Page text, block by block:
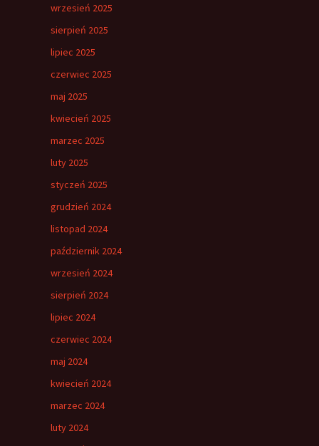
wrzesień 2025
sierpień 2025
lipiec 2025
czerwiec 2025
maj 2025
kwiecień 2025
marzec 2025
luty 2025
styczeń 2025
grudzień 2024
listopad 2024
październik 2024
wrzesień 2024
sierpień 2024
lipiec 2024
czerwiec 2024
maj 2024
kwiecień 2024
marzec 2024
luty 2024